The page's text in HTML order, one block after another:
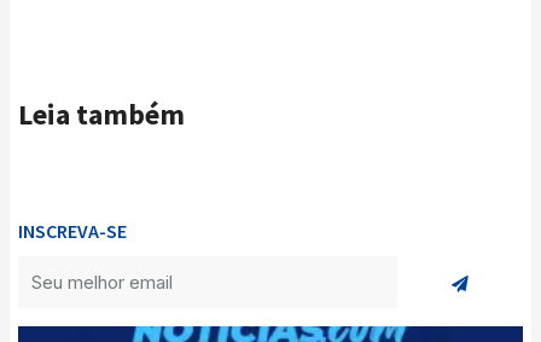
Leia também
INSCREVA-SE